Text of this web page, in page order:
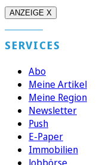
ANZEIGE X
SERVICES
Abo
Meine Artikel
Meine Region
Newsletter
Push
E-Paper
Immobilien